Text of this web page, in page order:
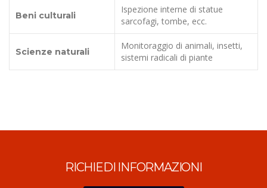
Beni culturali
Ispezione interne di statue
sarcofagi, tombe, ecc.
Scienze naturali
Monitoraggio di animali, insetti,
sistemi radicali di piante
RICHIEDI INFORMAZIONI